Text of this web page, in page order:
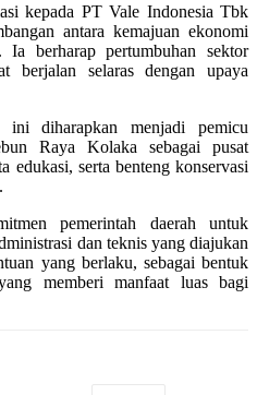
kepada PT Vale Indonesia Tbk
antara kemajuan ekonomi
berharap pertumbuhan sektor
berjalan selaras dengan upaya
ini diharapkan menjadi pemicu
Raya Kolaka sebagai pusat
edukasi, serta benteng konservasi
pemerintah daerah untuk
dan teknis yang diajukan
yang berlaku, sebagai bentuk
memberi manfaat luas bagi